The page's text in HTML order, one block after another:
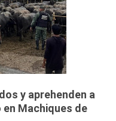
y aprehenden a
Machiques de